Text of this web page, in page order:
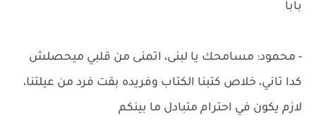
بابا
- محمود: مسامحك يا لبنى، اتمنى من قلبي ميحصلش
كدا تاني، خلاص كتبنا الكتاب وفريده بقت فرد من عيلتنا،
لازم يكون في احترام متبادل ما بينكم